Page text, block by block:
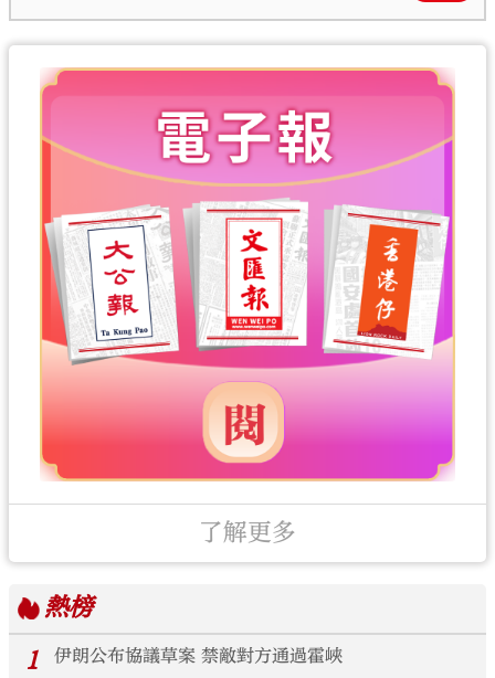
了解更多
熱榜
1
伊朗公布協議草案 禁敵對方通過霍峽